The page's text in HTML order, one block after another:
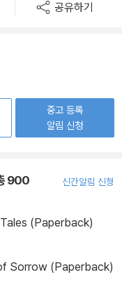
공유하기
중고 등록
알림 신청
900
신간알림 신청
(Paperback)
Sorrow (Paperback)